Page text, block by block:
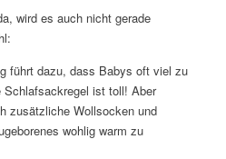
wird es auch nicht gerade
führt dazu, dass Babys oft viel zu
Schlafsackregel ist toll! Aber
zusätzliche Wollsocken und
wohlig warm zu